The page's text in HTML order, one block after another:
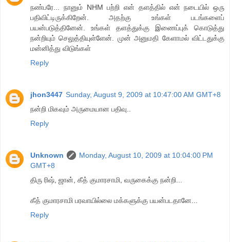
நண்பரே... நானும் NHM பற்றி என் தளத்தில் என் நடையில் ஒரு
பதிவிட்டிருக்கிறேன். அதற்கு உங்கள் படங்களைப்
பயன்படுத்தினேன். உங்கள் தளத்துக்கு இணைப்புக் கொடுத்து
நன்றியும் செலுத்தியுள்ளேன். முன் அனுமதி கேளாமல் விட்டதுக்கு
மன்னித்து விடுங்கள்
Reply
jhon3447 Sunday, August 9, 2009 at 10:47:00 AM GMT+8
ந‌ன்றி மிகவும் அருமையான பதிவு..
Reply
Unknown
Monday, August 10, 2009 at 10:04:00 PM
GMT+8
திரு ரிஷ், ஜான், கீத் குமாரசாமி, வருகைக்கு நன்றி...
கீத் குமாரசாமி பரவாயில்லை மக்களுக்கு பயன்படதானே...
Reply